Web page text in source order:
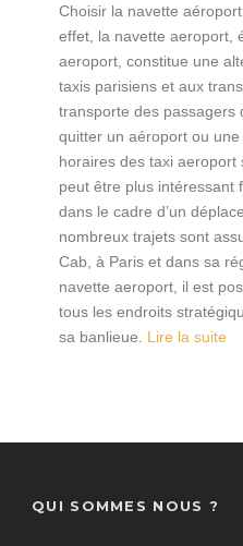
Choisir la navette
effet, la navette aeroport,
aeroport, constitue une
taxis parisiens et aux
transporte des passagers
quitter un aéroport ou
horaires des taxi aeroport
peut être plus intéressant
dans le cadre d’un
nombreux trajets sont
Cab, à Paris et dans sa
navette aeroport, il est
tous les endroits
sa banlieue. Lire la suite
QUI SOMMES NOUS ?